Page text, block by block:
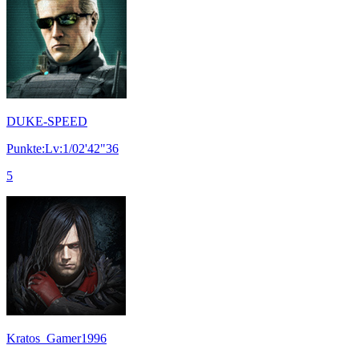
DUKE-SPEED
Punkte:Lv:1/02'42"36
5
Kratos_Gamer1996